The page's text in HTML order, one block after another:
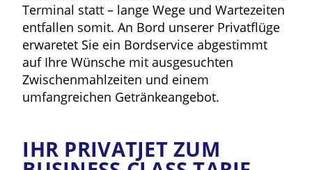
Terminal statt – lange Wege und Wartezeiten
entfallen somit. An Bord unserer Privatflüge
erwaretet Sie ein Bordservice abgestimmt
auf Ihre Wünsche mit ausgesuchten
Zwischenmahlzeiten und einem
umfangreichen Getränkeangebot.
IHR PRIVATJET ZUM